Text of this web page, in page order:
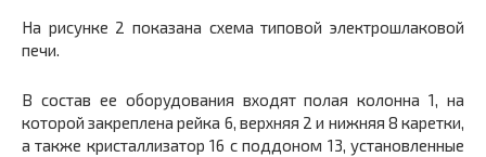
На рисунке 2 показана схема типовой электрошлаковой
печи.
В состав ее оборудования входят полая колонна1, на
которой закреплена рейка 6, верхняя 2и нижняя 8каретки,
а также кристаллизатор16 споддоном 13,установленные